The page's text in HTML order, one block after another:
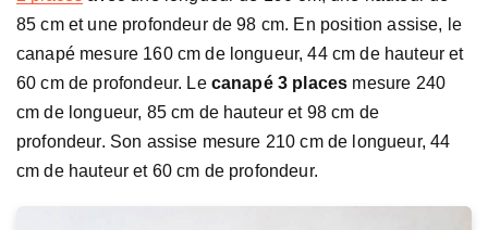
85 cm et une profondeur de 98 cm. En position assise, le
canapé mesure 160 cm de longueur, 44 cm de hauteur et
60 cm de profondeur. Le canapé 3 places mesure 240
cm de longueur, 85 cm de hauteur et 98 cm de
profondeur. Son assise mesure 210 cm de longueur, 44
cm de hauteur et 60 cm de profondeur.